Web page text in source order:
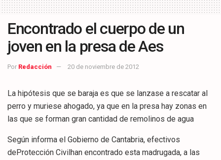
Encontrado el cuerpo de un
joven en la presa de Aes
Por Redacción 20 de noviembre de 2012
La hipótesis que se baraja es que se lanzase a rescatar al
perro y muriese ahogado, ya que en la presa hay zonas en
las que se forman gran cantidad de remolinos de agua
Según informa el Gobierno de Cantabria, efectivos
deProtección Civilhan encontrado esta madrugada, a las